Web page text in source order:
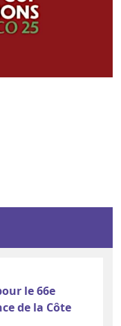
le 66e
de la Côte